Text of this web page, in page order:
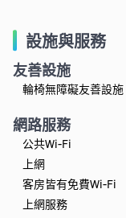
設施與服務
友善設施
輪椅無障礙友善設施
網路服務
公共Wi-Fi
上網
客房皆有免費Wi-Fi
上網服務